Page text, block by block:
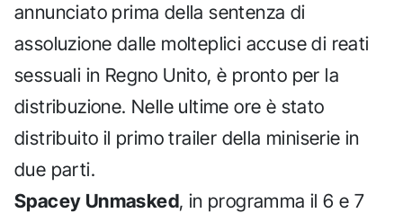
annunciato prima della sentenza di
assoluzione dalle molteplici accuse di reati
sessuali in Regno Unito, è pronto per la
distribuzione. Nelle ultime ore è stato
distribuito il primo trailer della miniserie in
due parti.
Spacey Unmasked, in programma il 6 e 7